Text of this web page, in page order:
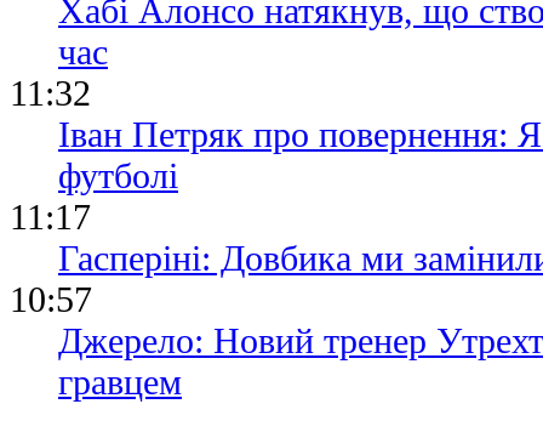
Хабі Алонсо натякнув, що
час
11:32
Іван Петряк про повернення:
футболі
11:17
Гасперіні: Довбика ми
10:57
Джерело: Новий тренер
гравцем